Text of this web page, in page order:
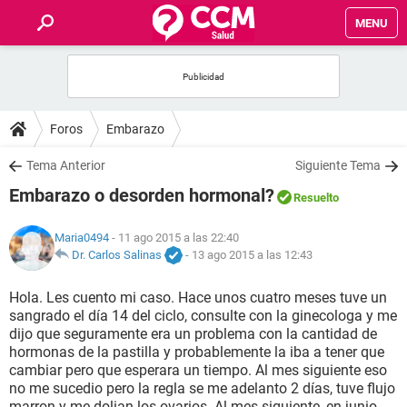
MENU
FOROS
SALUD
NUTRICIÓN
BIENESTAR
SEXUALIDAD
GLOSARIO
Foros Embarazo
Tema Anterior Siguiente Tema
Embarazo o desorden hormonal? Resuelto
Maria0494 - 11 ago 2015 a las 22:40
Dr. Carlos Salinas
- 13 ago 2015 a las 12:43
Hola. Les cuento mi caso. Hace unos cuatro meses tuve un
sangrado el día 14 del ciclo, consulte con la ginecologa y me
dijo que seguramente era un problema con la cantidad de
hormonas de la pastilla y probablemente la iba a tener que
cambiar pero que esperara un tiempo. Al mes siguiente eso
no me sucedio pero la regla se me adelanto 2 días, tuve flujo